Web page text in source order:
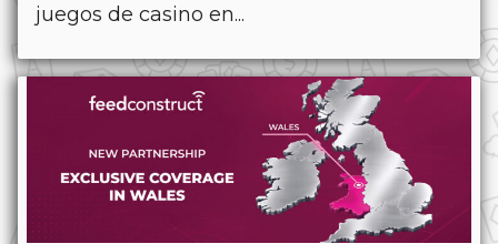
juegos de casino en...